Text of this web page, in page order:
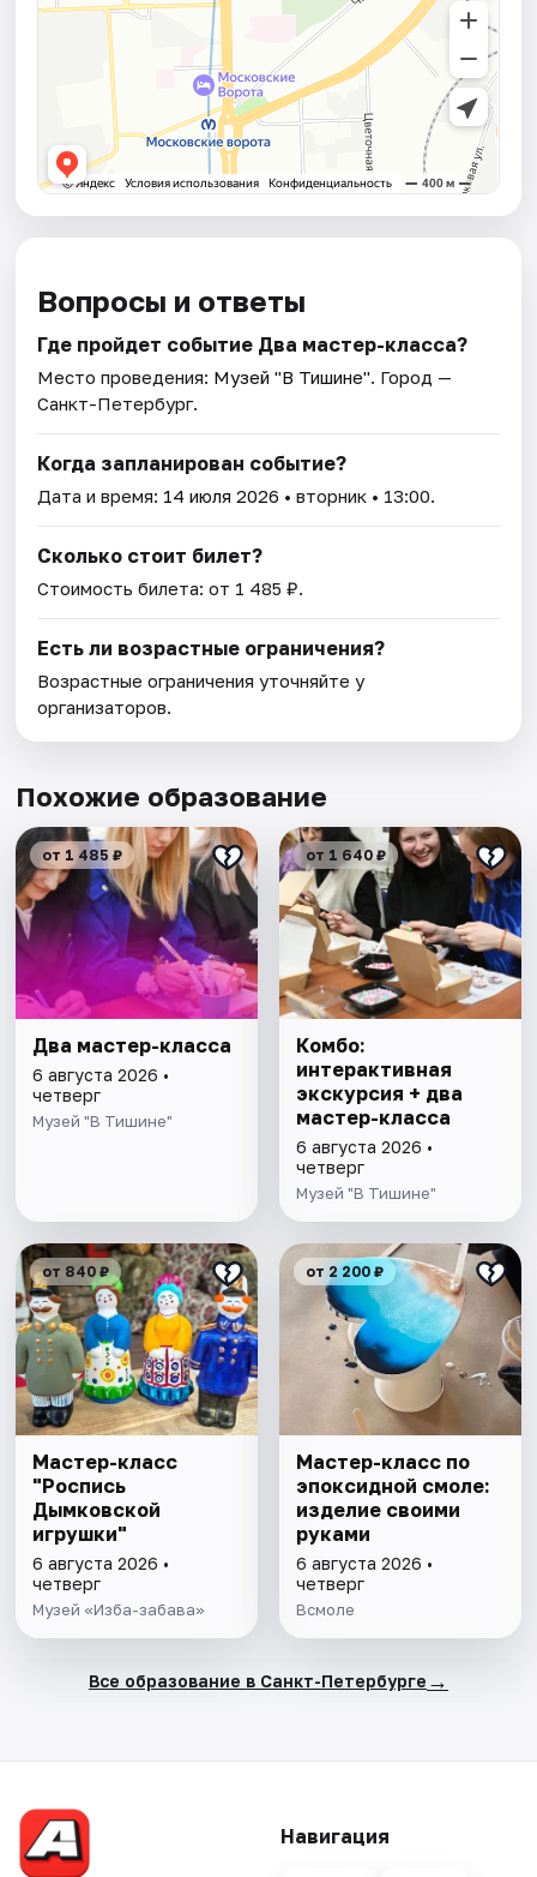
Вопросы и ответы
Где пройдет событие Два мастер-класса?
Место проведения: Музей "В Тишине". Город —
Санкт-Петербург.
Когда запланирован событие?
Дата и время: 14 июля 2026 • вторник • 13:00.
Сколько стоит билет?
Стоимость билета: от 1 485 ₽.
Есть ли возрастные ограничения?
Возрастные ограничения уточняйте у
организаторов.
Похожие образование
от 1 485 ₽
Два мастер-класса
6 августа 2026 •
четверг
Музей "В Тишине"
от 1 640 ₽
Комбо:
интерактивная
экскурсия + два
мастер-класса
6 августа 2026 •
четверг
Музей "В Тишине"
от 840 ₽
Мастер-класс
"Роспись
Дымковской
игрушки"
6 августа 2026 •
четверг
Музей «Изба-забава»
от 2 200 ₽
Мастер-класс по
эпоксидной смоле:
изделие своими
руками
6 августа 2026 •
четверг
Всмоле
Все образование в Санкт-Петербурге →
Навигация